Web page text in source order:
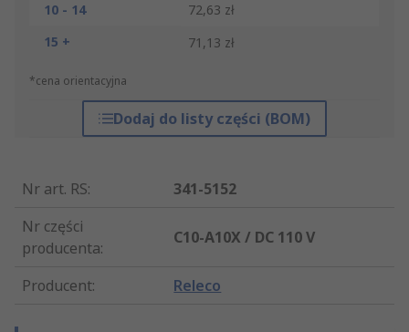
10 - 14
72,63 zł
15 +
71,13 zł
*cena orientacyjna
Dodaj do listy części (BOM)
Nr art. RS:
341-5152
Nr części
producenta:
C10-A10X / DC 110 V
Producent: Releco